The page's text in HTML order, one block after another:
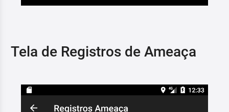
Tela de Registros de Ameaça